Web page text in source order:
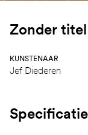
Zonder titel
KUNSTENAAR
Jef Diederen